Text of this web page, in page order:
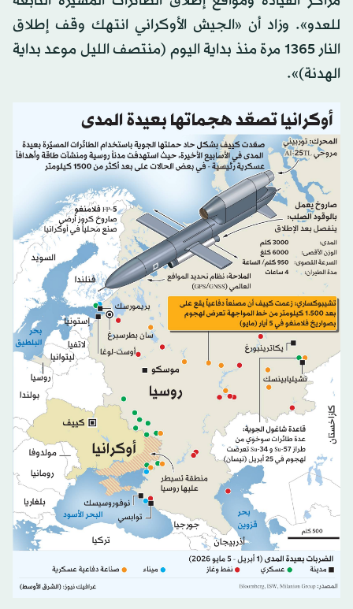
للعدو». وزاد أن «الجيش الأوكراني انتهك وقف إطلاق
النار 1365 مرة منذ بداية اليوم (منتصف الليل موعد بداية
الهدنة)».